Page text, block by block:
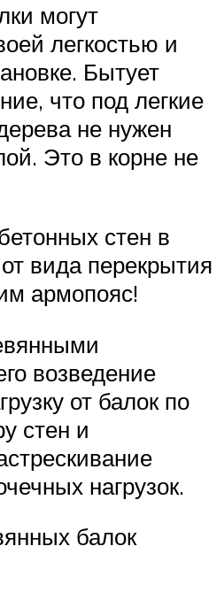
могут
легкостью и
Бытует
что под легкие
не нужен
Это в корне не
стен в
вида перекрытия
армопояс!
возведение
от балок по
стен и
нагрузок.
балок